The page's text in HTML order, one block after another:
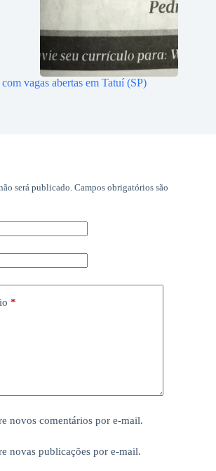
vagas abertas em Tatuí (SP)
será publicado. Campos obrigatórios são
*
novos comentários por e-mail.
novas publicações por e-mail.